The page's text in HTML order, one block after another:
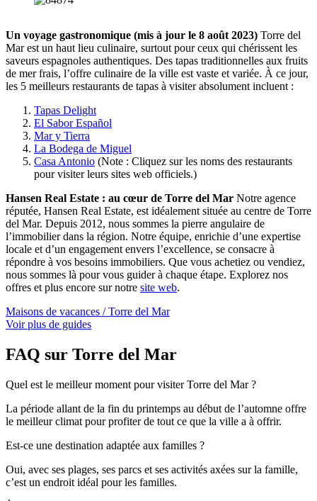
Un voyage gastronomique (mis à jour le 8 août 2023) Torre del
Mar est un haut lieu culinaire, surtout pour ceux qui chérissent les
saveurs espagnoles authentiques. Des tapas traditionnelles aux fruits
de mer frais, l’offre culinaire de la ville est vaste et variée. À ce jour,
les 5 meilleurs restaurants de tapas à visiter absolument incluent :
Tapas Delight
El Sabor Español
Mar y Tierra
La Bodega de Miguel
Casa Antonio (Note : Cliquez sur les noms des restaurants
pour visiter leurs sites web officiels.)
Hansen Real Estate : au cœur de Torre del Mar Notre agence
réputée, Hansen Real Estate, est idéalement située au centre de Torre
del Mar. Depuis 2012, nous sommes la pierre angulaire de
l’immobilier dans la région. Notre équipe, enrichie d’une expertise
locale et d’un engagement envers l’excellence, se consacre à
répondre à vos besoins immobiliers. Que vous achetiez ou vendiez,
nous sommes là pour vous guider à chaque étape. Explorez nos
offres et plus encore sur notre site web.
Maisons de vacances / Torre del Mar
Voir plus de guides
FAQ sur Torre del Mar
Quel est le meilleur moment pour visiter Torre del Mar ?
La période allant de la fin du printemps au début de l’automne offre
le meilleur climat pour profiter de tout ce que la ville a à offrir.
Est-ce une destination adaptée aux familles ?
Oui, avec ses plages, ses parcs et ses activités axées sur la famille,
c’est un endroit idéal pour les familles.